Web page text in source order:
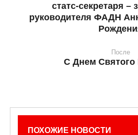
статс-секретаря –
руководителя ФАДН
После
С Днем Святого
ПОХОЖИЕ НОВОСТИ